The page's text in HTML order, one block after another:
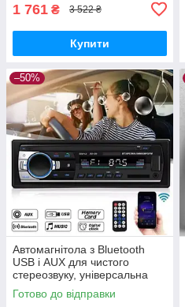
1 761 ₴ 3 522 ₴
Купити
–50%
Автомагнітола з Bluetooth
USB і AUX для чистого
стереозвуку, універсальна
1DIN магнітола з FM і MP3-
плеєром
Готово до відправки